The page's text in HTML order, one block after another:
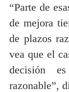
“Parte de
de mejora
de plazos
vea que el
decisión
razonable”,